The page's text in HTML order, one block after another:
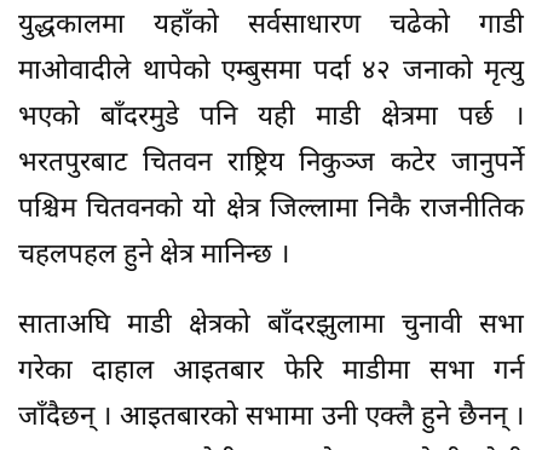
युद्धकालमा यहाँको सर्वसाधारण चढेको गाडी
माओवादीले थापेको एम्बुसमा पर्दा ४२ जनाको मृत्यु
भएको बाँदरमुडे पनि यही माडी क्षेत्रमा पर्छ ।
भरतपुरबाट चितवन राष्ट्रिय निकुञ्ज कटेर जानुपर्ने
पश्चिम चितवनको यो क्षेत्र जिल्लामा निकै राजनीतिक
चहलपहल हुने क्षेत्र मानिन्छ ।
साताअघि माडी क्षेत्रको बाँदरझुलामा चुनावी सभा
गरेका दाहाल आइतबार फेरि माडीमा सभा गर्न
जाँदैछन् । आइतबारको सभामा उनी एक्लै हुने छैनन् ।